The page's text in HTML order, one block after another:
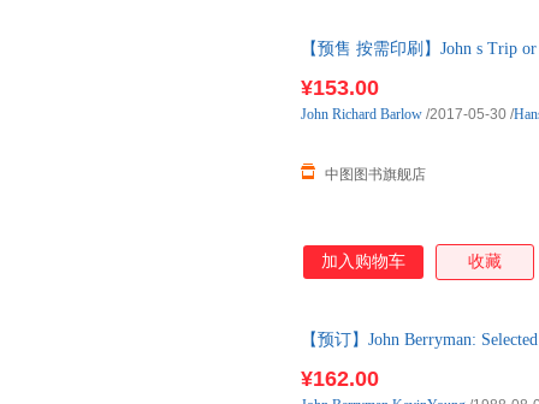
【预售 按需印刷】John s Trip
¥153.00
中图图书旗舰店
John Richard Barlow /2017-05-30 /
加入购物车 收藏
【预订】John Berryman:
¥162.00